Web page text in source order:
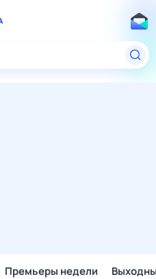
Премьеры недели